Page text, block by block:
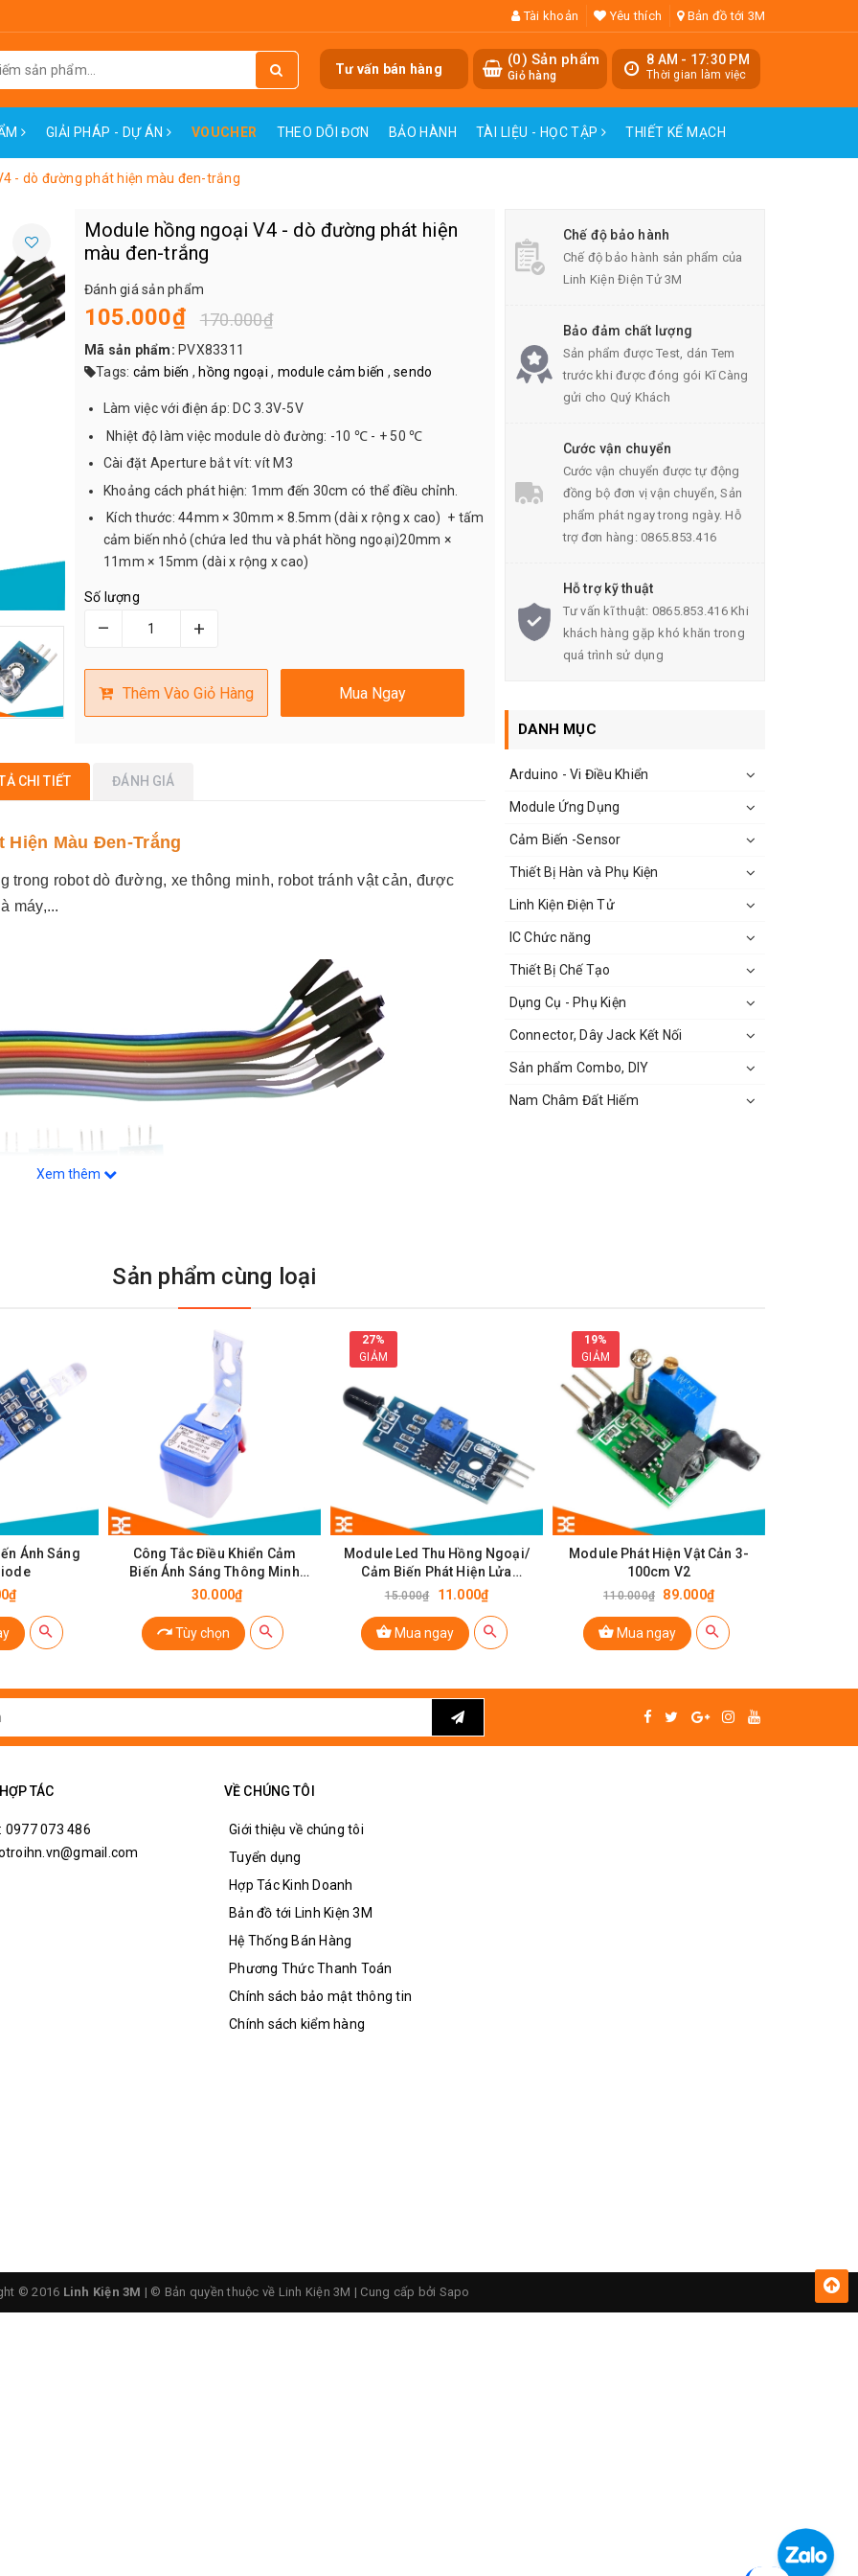
Tài khoản Yêu thích Bản đồ tới 3M
8 AM - 17:30 PM
Thời gian làm việc
(0) Sản phẩm
Giỏ hàng
Tư vấn bán hàng
GIẢI PHÁP - DỰ ÁN VOUCHER THEO DÕI ĐƠN BẢO HÀNH TÀI LIỆU - HỌC TẬP THIẾT KẾ MẠCH
- dò đường phát hiện màu đen-trắng
Module hồng ngoại V4 - dò đường phát hiện
màu đen-trắng
Đánh giá sản phẩm
105.000₫ 170.000₫
Mã sản phẩm: PVX83311
Tags: cảm biến , hồng ngoại , module cảm biến , sendo
Làm việc với điện áp: DC 3.3V-5V
Nhiệt độ làm việc module dò đường: -10 ℃ - + 50 ℃
Cài đặt Aperture bắt vít: vít M3
Khoảng cách phát hiện: 1mm đến 30cm có thể điều chỉnh.
Kích thước: 44mm × 30mm × 8.5mm (dài x rộng x cao) + tấm
cảm biến nhỏ (chứa led thu và phát hồng ngoại)20mm ×
11mm × 15mm (dài x rộng x cao)
Số lượng
– +
Thêm Vào Giỏ Hàng Mua Ngay
CHI TIẾT ĐÁNH GIÁ
Hiện Màu Đen-Trắng
trong robot dò đường, xe thông minh, robot tránh vật cản, được
máy,...
Dò Đường Hồng Ngoại
điều chỉnh.
Dò Đường Hồng Ngoại
Xem thêm
Chế độ bảo hành
Chế độ bảo hành sản phẩm của
Linh Kiện Điện Tử 3M
Bảo đảm chất lượng
Sản phẩm được Test, dán Tem
trước khi được đóng gói Kĩ Càng
gửi cho Quý Khách
Cước vận chuyển
Cước vận chuyển được tự động
đồng bộ đơn vị vận chuyển, Sản
phẩm phát ngay trong ngày. Hỗ
trợ đơn hàng: 0865.853.416
Hỗ trợ kỹ thuật
Tư vấn kĩ thuật: 0865.853.416 Khi
khách hàng gặp khó khăn trong
quá trình sử dụng
DANH MỤC
Arduino - Vi Điều Khiển
Module Ứng Dụng
Cảm Biến -Sensor
Thiết Bị Hàn và Phụ Kiện
Linh Kiện Điện Tử
IC Chức năng
Thiết Bị Chế Tạo
Dụng Cụ - Phụ Kiện
Connector, Dây Jack Kết Nối
Sản phẩm Combo, DIY
Nam Châm Đất Hiếm
Sản phẩm cùng loại
Ánh Sáng
Công Tắc Điều Khiển Cảm
Biến Ánh Sáng Thông Minh
FA-45
30.000₫
Tùy chọn
27%
GIẢM
Module Led Thu Hồng Ngoại/
Cảm Biến Phát Hiện Lửa
(Flame sensor)
15.000₫ 11.000₫
Mua ngay
19%
GIẢM
Module Phát Hiện Vật Cản 3-
100cm V2
110.000₫ 89.000₫
Mua ngay
TÁC
0977 073 486
VỀ CHÚNG TÔI
Giới thiệu về chúng tôi
Tuyển dụng
Hợp Tác Kinh Doanh
Bản đồ tới Linh Kiện 3M
Hệ Thống Bán Hàng
Phương Thức Thanh Toán
Chính sách bảo mật thông tin
Chính sách kiểm hàng
© 2016 Linh Kiện 3M | © Bản quyền thuộc về Linh Kiện 3M | Cung cấp bởi Sapo